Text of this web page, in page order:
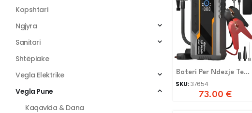
Bateri Per Ndezje Te
Veturave
SKU:37654
73.00 €
Kopshtari
Ngjyra
Sanitari
Shtëpiake
Vegla Elektrike
Vegla Pune
Kaqavida & Dana